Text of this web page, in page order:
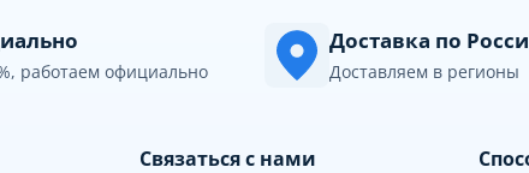
работаем официально
Доставка по
Доставляем в регионы
Связаться с нами